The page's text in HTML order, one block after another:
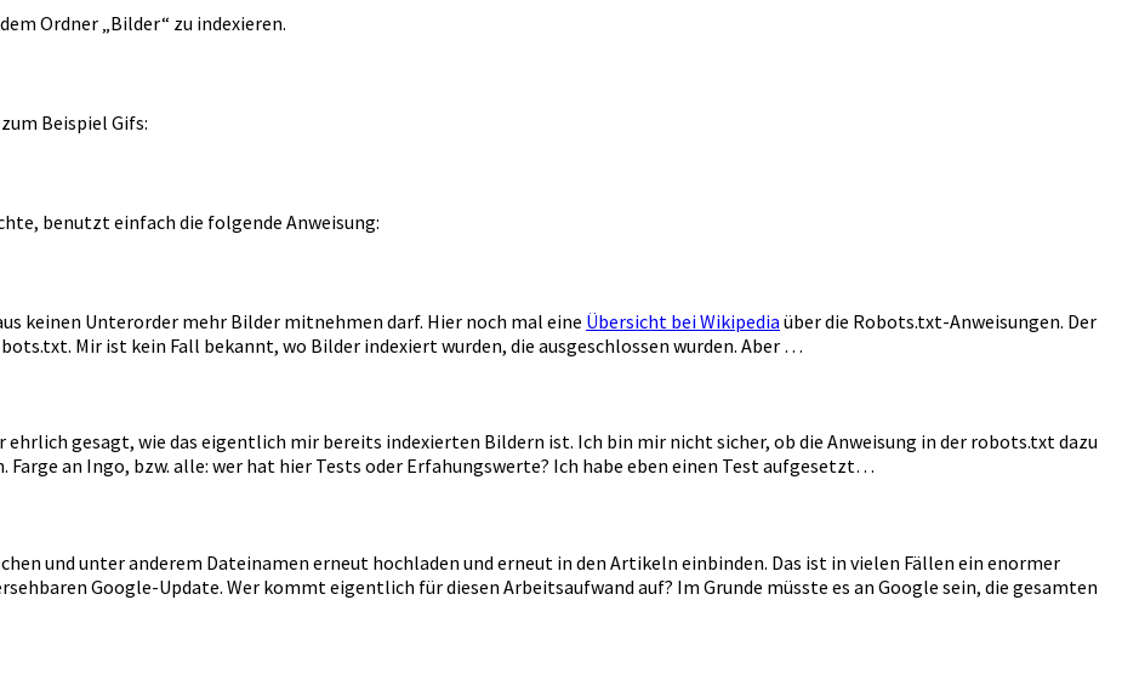
Ordner „Bilder“ zu indexieren.
Beispiel Gifs:
benutzt einfach die folgende Anweisung:
keinen Unterorder mehr Bilder mitnehmen darf. Hier noch mal eine Übersicht bei Wikipedia über die Robots.txt-Anweisungen. Der
Mir ist kein Fall bekannt, wo Bilder indexiert wurden, die ausgeschlossen wurden. Aber …
ehrlich gesagt, wie das eigentlich mir bereits indexierten Bildern ist. Ich bin mir nicht sicher, ob die Anweisung in der robots.txt dazu
an Ingo, bzw. alle: wer hat hier Tests oder Erfahungswerte? Ich habe eben einen Test aufgesetzt…
und unter anderem Dateinamen erneut hochladen und erneut in den Artikeln einbinden. Das ist in vielen Fällen ein enormer
Google-Update. Wer kommt eigentlich für diesen Arbeitsaufwand auf? Im Grunde müsste es an Google sein, die gesamten